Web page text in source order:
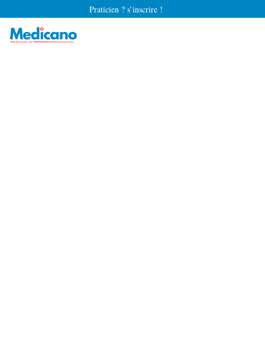
Praticien ? s’inscrire !